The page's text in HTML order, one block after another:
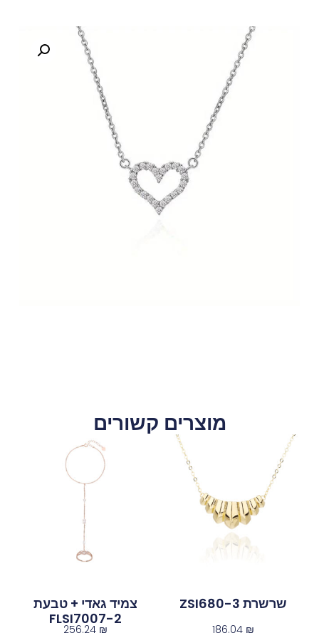
מוצרים קשורים
שרשרת ZSI680-3
186.04 ₪
צמיד גאדי + טבעת
FLSI7007-2
256.24 ₪